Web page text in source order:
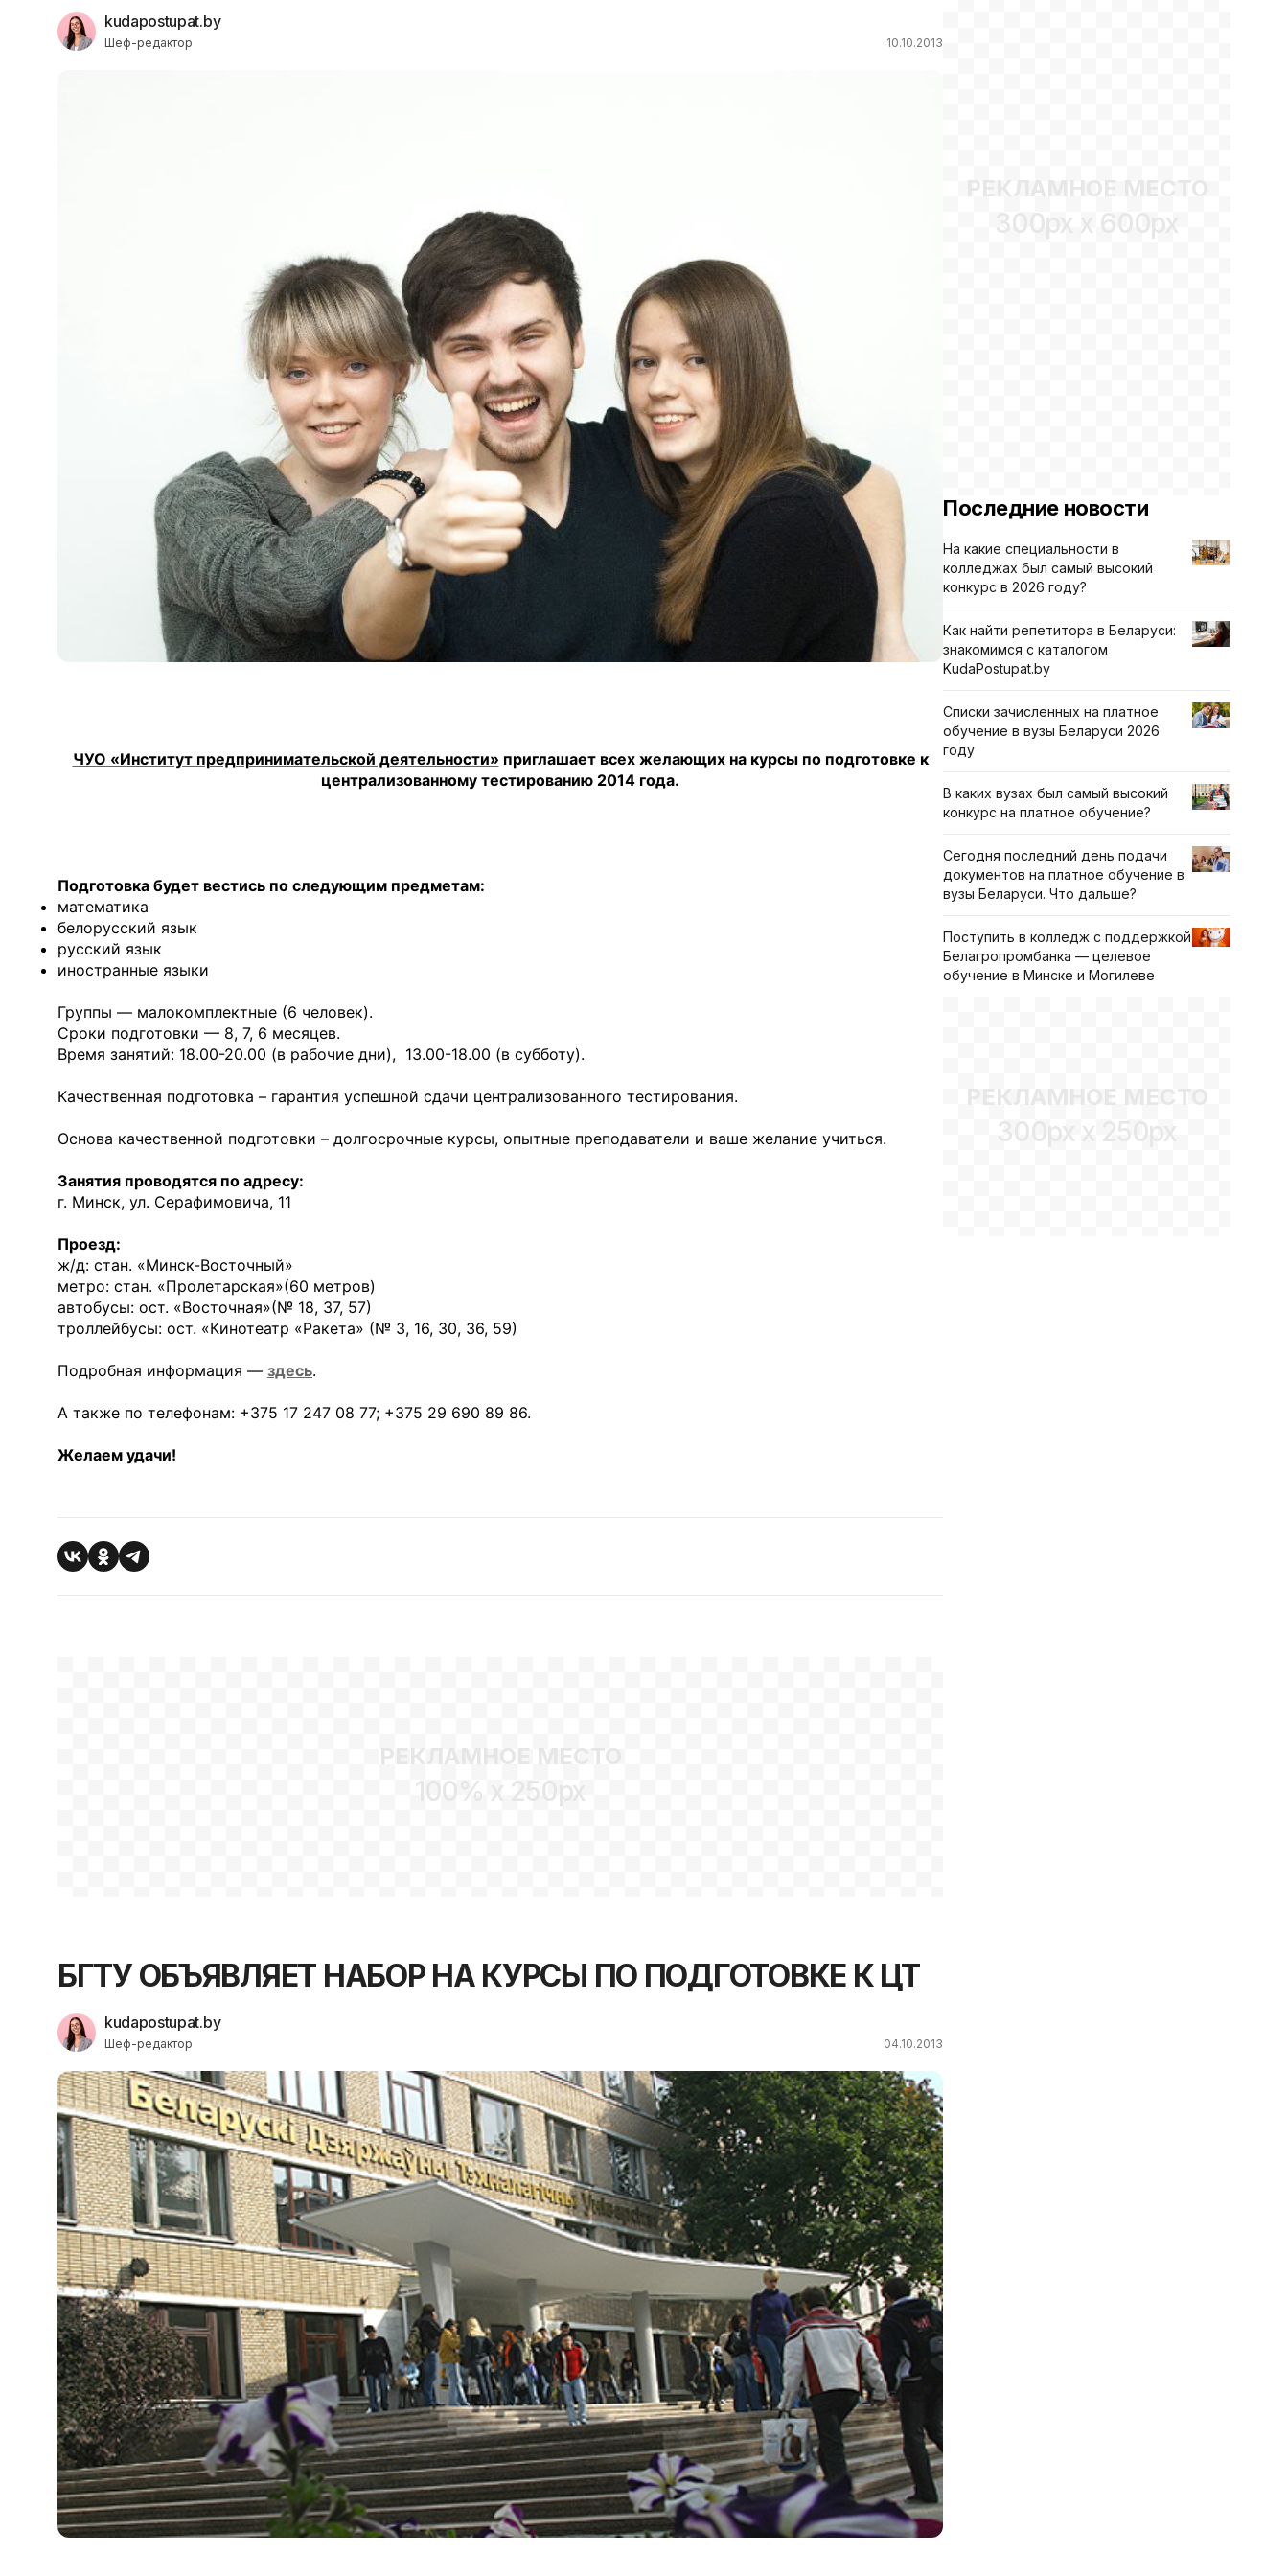
kudapostupat.by
Шеф-редактор 10.10.2013
ЧУО «Институт предпринимательской деятельности» приглашает всех желающих на курсы по подготовке к
централизованному тестированию 2014 года.
Подготовка будет вестись по следующим предметам:
математика
белорусский язык
русский язык
иностранные языки
Группы — малокомплектные (6 человек).
Сроки подготовки — 8, 7, 6 месяцев.
Время занятий: 18.00-20.00 (в рабочие дни), 13.00-18.00 (в субботу).
Качественная подготовка – гарантия успешной сдачи централизованного тестирования.
Основа качественной подготовки – долгосрочные курсы, опытные преподаватели и ваше желание учиться.
Занятия проводятся по адресу:
г. Минск, ул. Серафимовича, 11
Проезд:
ж/д: стан. «Минск-Восточный»
метро: стан. «Пролетарская»(60 метров)
автобусы: ост. «Восточная»(№ 18, 37, 57)
троллейбусы: ост. «Кинотеатр «Ракета» (№ 3, 16, 30, 36, 59)
Подробная информация — здесь.
А также по телефонам: +375 17 247 08 77; +375 29 690 89 86.
Желаем удачи!
РЕКЛАМНОЕ МЕСТО
100% x 250px
БГТУ ОБЪЯВЛЯЕТ НАБОР НА КУРСЫ ПО ПОДГОТОВКЕ К ЦТ
kudapostupat.by
Шеф-редактор 04.10.2013
РЕКЛАМНОЕ МЕСТО
300px x 600px
Последние новости
На какие специальности в
колледжах был самый высокий
конкурс в 2026 году?
Как найти репетитора в Беларуси:
знакомимся с каталогом
KudaPostupat.by
Списки зачисленных на платное
обучение в вузы Беларуси 2026
году
В каких вузах был самый высокий
конкурс на платное обучение?
Сегодня последний день подачи
документов на платное обучение в
вузы Беларуси. Что дальше?
Поступить в колледж с поддержкой
Белагропромбанка — целевое
обучение в Минске и Могилеве
РЕКЛАМНОЕ МЕСТО
300px x 250px